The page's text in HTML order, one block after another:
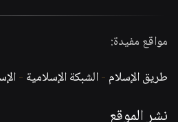
مواقع مفيدة:
طريق الإسلام -الشبكة الإسلامية -